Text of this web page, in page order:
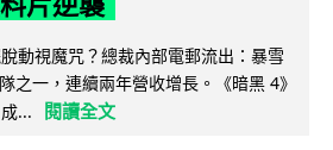
動視魔咒？總裁內部電郵流出：暴雪
之一，連續兩年營收增長。《暗黑 4》
...
閱讀全文